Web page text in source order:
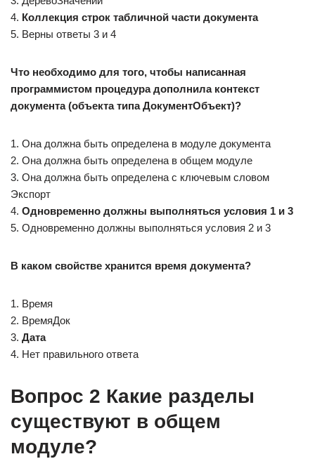
4. Коллекция строк табличной части документа
5. Верны ответы 3 и 4
Что необходимо для того, чтобы написанная
программистом процедура дополнила контекст
документа (объекта типа ДокументОбъект)?
1. Она должна быть определена в модуле документа
2. Она должна быть определена в общем модуле
3. Она должна быть определена с ключевым словом
Экспорт
4. Одновременно должны выполняться условия 1 и 3
5. Одновременно должны выполняться условия 2 и 3
В каком свойстве хранится время документа?
1. Время
2. ВремяДок
3. Дата
4. Нет правильного ответа
Вопрос 2 Какие разделы
существуют в общем
модуле?